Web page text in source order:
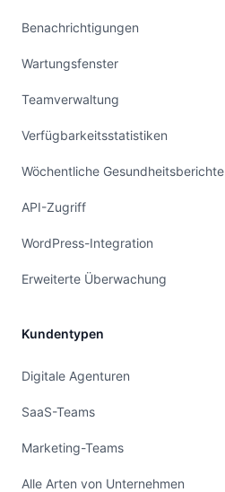
Benachrichtigungen
Wartungsfenster
Teamverwaltung
Verfügbarkeitsstatistiken
Wöchentliche Gesundheitsberichte
API-Zugriff
WordPress-Integration
Erweiterte Überwachung
Kundentypen
Digitale Agenturen
SaaS-Teams
Marketing-Teams
Alle Arten von Unternehmen